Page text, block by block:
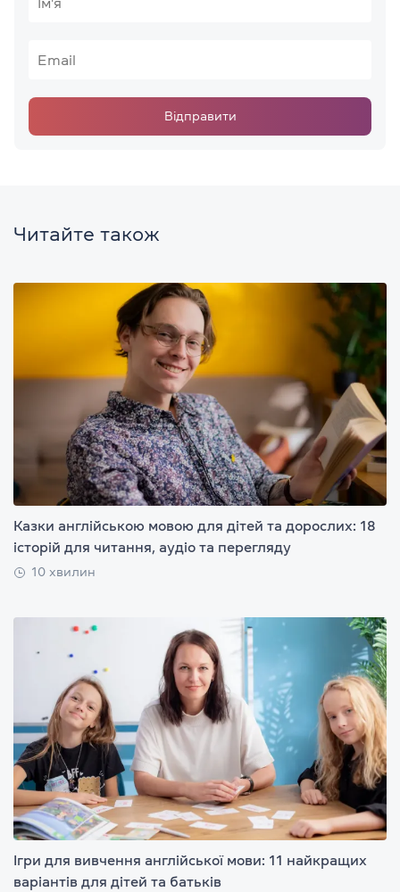
Відправити
Читайте також
Казки англійською мовою для дітей та дорослих: 18
історій для читання, аудіо та перегляду
10 хвилин
Ігри для вивчення англійської мови: 11 найкращих
варіантів для дітей та батьків